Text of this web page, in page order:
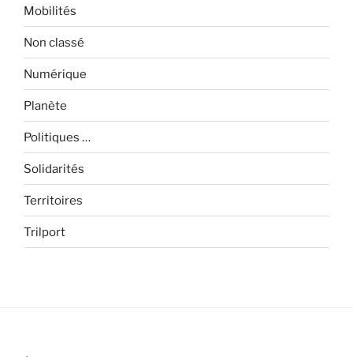
Mobilités
Non classé
Numérique
Planète
Politiques …
Solidarités
Territoires
Trilport